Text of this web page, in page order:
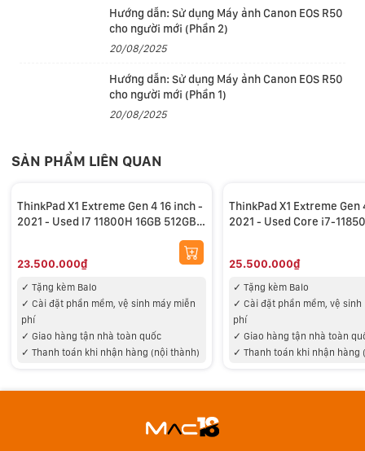
Kết hợp với phong cách thiết kế tối giản, đậm chất
doanh nhân đặc trưng; ThinkPad X1 Extreme Gen 4 có
thể gắn bó với người dùng ở khắp mọi nơi.
Về màn hình, thay đổi lớn nhất với ThinkPad X1
đang là điểm chung của hầu hết các sản phẩm cao cấp
mới ra mắt. So với 16:9 trên những mẫu máy laptop
Lenovo trước, tỉ lệ này sẽ cho phép người dùng bao
quát được nhiều nội dung hơn trên cùng một khung
hình, qua đó cải thiện hiệu suất làm việc về lâu dài.
Hướng dẫn: Sử dụng Máy ảnh Canon EOS R50
cho người mới (Phần 2)
20/08/2025
Hướng dẫn: Sử dụng Máy ảnh Canon EOS R50
cho người mới (Phần 1)
20/08/2025
SẢN PHẨM LIÊN QUAN
ThinkPad X1 Extreme Gen 4 16 inch -
2021 - Used I7 11800H 16GB 512GB
23.500.000₫
✓ Tặng kèm Balo
✓ Cài đặt phần mềm, vệ sinh máy miễn
phí
✓ Giao hàng tận nhà toàn quốc
✓ Thanh toán khi nhận hàng (nội thành)
ThinkPad X1 Extreme Gen
2021 - Used Core i7-
25.500.000₫
✓ Tặng kèm Balo
✓Cài đặt phần mềm, vệ sinh
phí
✓Giao hàng tận nhà toàn
✓Thanh toán khi nhận hàng